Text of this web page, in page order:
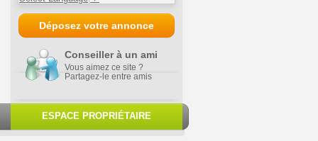
Déposez votre annonce
Conseiller à un ami
Vous aimez ce site ?
Partagez-le entre amis
ESPACE PROPRIÉTAIRE